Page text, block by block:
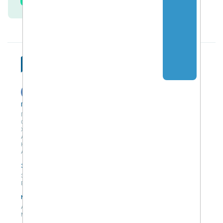
Публикации
Публикации
Обсуждения
Журнал
Антологии
Колонки
Авторы
Экспертная сеть
Экспертная сеть
Вакансии
Мероприятия
Анонсы мероприятий
Материалы мероприятий